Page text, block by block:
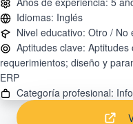
Aptitudes clave:
requerimientos; diseño y